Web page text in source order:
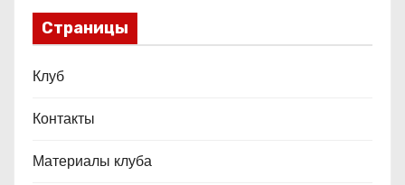
Страницы
Клуб
Контакты
Материалы клуба